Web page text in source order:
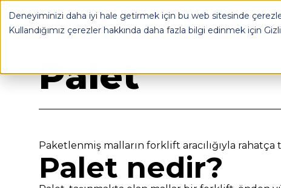
Deneyiminizi daha iyi hale getirmek için bu web sitesinde
Kullandığımız çerezler hakkında daha fazla bilgi edinmek için
OPLOG
Geri Dön
Palet
Paketlenmiş malların forklift aracılığıyla
Palet nedir?